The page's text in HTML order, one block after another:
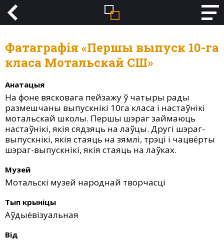
Фатаграфія «Першы выпуск 10-га
класа Мотальскай СШ»
Анатацыя
На фоне вясковага пейзажу ў чатыры рады
размешчаны выпускнікі 10га класа і настаўнікі
мотальскай школы. Першы шэраг займаюць
настаўнікі, якія сядзяць на лаўцы. Другі шэраг-
выпускнікі, якія стаяць на зямлі, трэці і чацвёрты
шэраг-выпускнікі, якія стаяць на лаўках.
Музей
Мотальскі музей народнай творчасці
Тып крыніцы
Аўдыёвізуальная
Від